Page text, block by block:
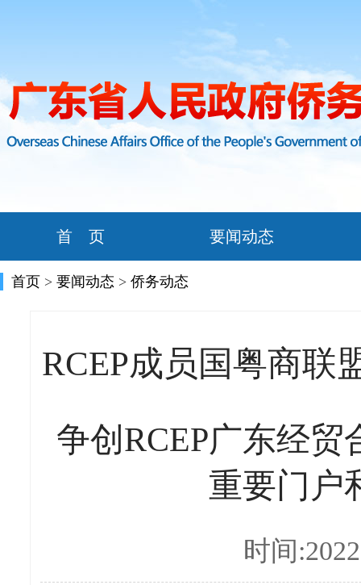
首 页 要闻动态
首页 > 要闻动态 > 侨务动态
RCEP成员国粤商联
争创RCEP广东经
重要门户
时间